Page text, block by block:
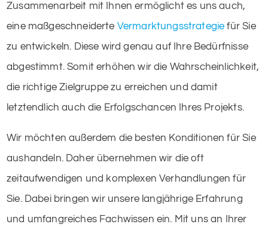
Zusammenarbeit mit Ihnen ermöglicht es uns auch,
eine maßgeschneiderte Vermarktungsstrategie für Sie
zu entwickeln. Diese wird genau auf Ihre Bedürfnisse
abgestimmt. Somit erhöhen wir die Wahrscheinlichkeit,
die richtige Zielgruppe zu erreichen und damit
letztendlich auch die Erfolgschancen Ihres Projekts.
Wir möchten außerdem die besten Konditionen für Sie
aushandeln. Daher übernehmen wir die oft
zeitaufwendigen und komplexen Verhandlungen für
Sie. Dabei bringen wir unsere langjährige Erfahrung
und umfangreiches Fachwissen ein. Mit uns an Ihrer